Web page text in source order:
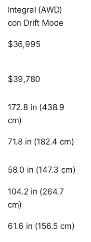
Integral (AWD)
con Drift Mode
$36,995
$39,780
172.8 in (438.9
cm)
71.8 in (182.4 cm)
58.0 in (147.3 cm)
104.2 in (264.7
cm)
61.6 in (156.5 cm)